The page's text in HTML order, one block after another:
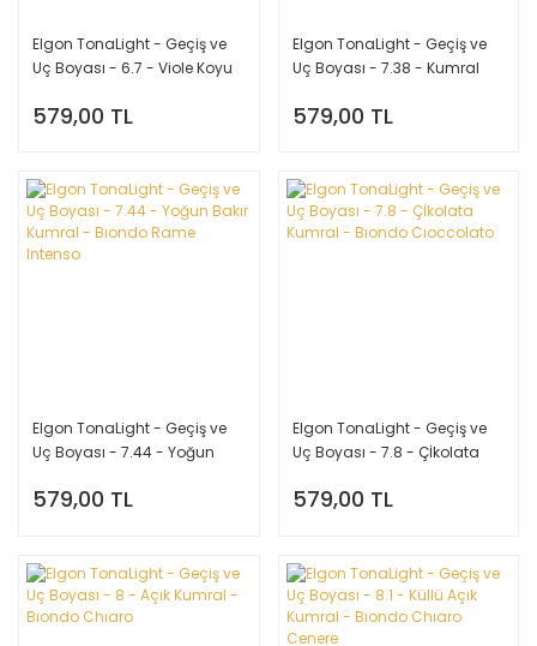
Elgon TonaLight - Geçiş ve
Uç Boyası - 6.7 - Viole Koyu
579,00 TL
Elgon TonaLight - Geçiş ve
Uç Boyası - 7.38 - Kumral
Noccıola
579,00 TL
Elgon TonaLight - Geçiş ve
Uç Boyası - 7.44 - Yoğun
Intenso
579,00 TL
Elgon TonaLight - Geçiş ve
Uç Boyası - 7.8 - Çİkolata
579,00 TL